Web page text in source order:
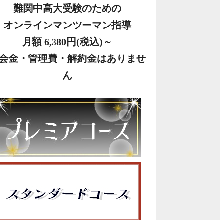
難関中高大受験のための
オンラインマンツーマン指導
月額 6,380円(税込)～
金・管理費・解約金はありませ
ん